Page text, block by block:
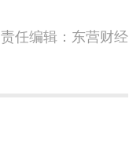
责任编辑：东营财经